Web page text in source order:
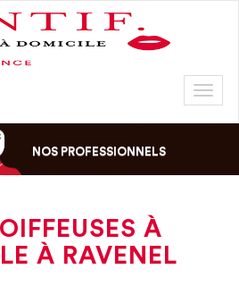
NOS PROFESSIONNELS
À
À RAVENEL